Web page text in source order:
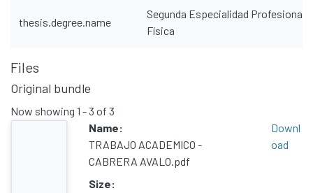
Communities & Collections
thesis.degree.name
Segunda Especialidad Profesional
Física
Files
Original bundle
Now showing 1 - 3 of 3
Name:
TRABAJO ACADEMICO -
CABRERA AVALO.pdf
Size:
Downl
oad